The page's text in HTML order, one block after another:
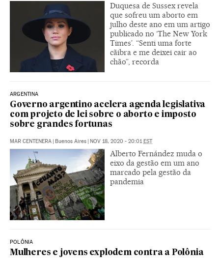
Duquesa de Sussex revela
que sofreu um aborto em
julho deste ano em um artigo
publicado no ‘The New York
Times’. “Senti uma forte
cãibra e me deixei cair ao
chão”, recorda
ARGENTINA
Governo argentino acelera agenda legislativa
com projeto de lei sobre o aborto e imposto
sobre grandes fortunas
MAR CENTENERA | Buenos Aires | NOV 18, 2020 - 20:01EST
Alberto Fernández muda o
eixo da gestão em um ano
marcado pela gestão da
pandemia
POLÔNIA
Mulheres e jovens explodem contra a Polônia